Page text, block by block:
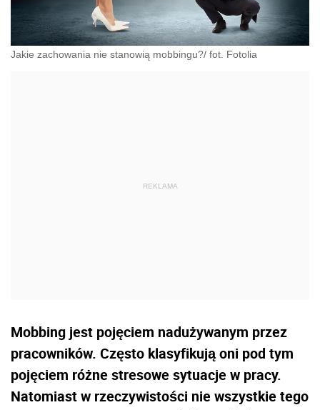
Jakie zachowania nie stanowią mobbingu?/ fot. Fotolia
Mobbing jest pojęciem nadużywanym przez
pracowników. Często klasyfikują oni pod tym
pojęciem różne stresowe sytuacje w pracy.
Natomiast w rzeczywistości nie wszystkie tego